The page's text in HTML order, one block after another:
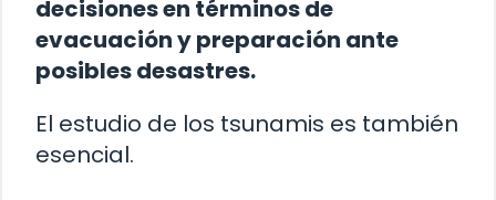
decisiones en términos de
evacuación y preparación ante
posibles desastres.
El estudio de los tsunamis es también
esencial.